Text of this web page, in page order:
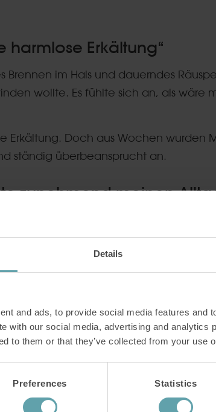
Details
and ads, to provide social media features and
with our social media, advertising and analytics
to them or that they’ve collected from your use
Preferences Statistics
harmlose Erkältung“
im Hals und dauerndes
wollte. Es fühlte sich an, als wäre
Erkältung. Doch aus Wochen wurden
ständig überbeansprucht an.
zunehmend meinen
Klarheit, aber auch Sorge.
und entzündet. Die Ursache war
eher ein stiller Reflux, der mich
langfristig säurehemmende
zu akzeptieren. Ich wollte einen Weg
zu unterdrücken.
dass die Entzündung